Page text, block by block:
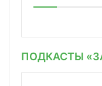
ПОДКАСТЫ